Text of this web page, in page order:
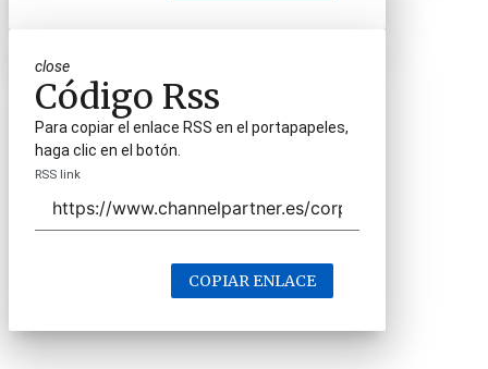
close
Código Rss
Para copiar el enlace RSS en el portapapeles,
haga clic en el botón.
RSS link
COPIAR ENLACE